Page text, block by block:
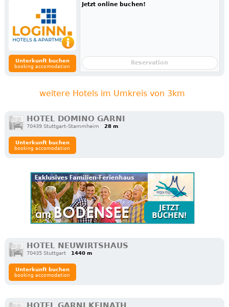
Unterkunft buchen
booking accomodation
Jetzt online buchen!
Reservation
weitere Hotels im Umkreis von 3km
HOTEL DOMINO GARNI
70439 Stuttgart-Stammheim 28 m
Unterkunft buchen
booking accomodation
HOTEL NEUWIRTSHAUS
70435 Stuttgart 1440 m
Unterkunft buchen
booking accomodation